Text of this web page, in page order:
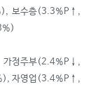
보수층(3.3%P↑,
정주부(2.4%P↓,
자영업(3.4%P↑,